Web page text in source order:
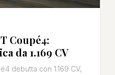
Coupé4:
da 1.169 CV
debutta con 1.169 CV,